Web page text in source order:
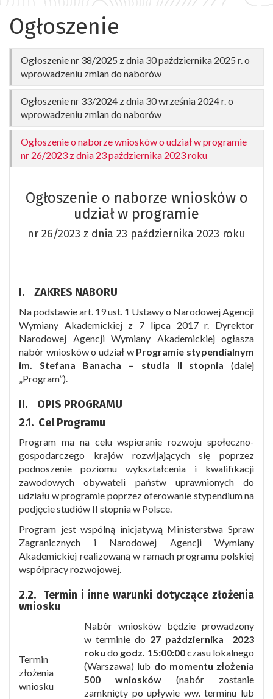
Ogłoszenie
Ogłoszenie nr 38/2025 z dnia 30 października 2025 r. o
wprowadzeniu zmian do naborów
Ogłoszenie nr 38/2025 z dnia 30 października
2025 r. o wprowadzeniu zmian do naborów
§ 1
W niżej wymienionych Ogłoszeniach o naborach
wniosków wprowadza się zmianę polegającą na
stypendium do kwoty 2500,00 złotych miesięcznie dla
studentów studiów II stopnia:
Nazwa Programu
Numer
Data
Program stypendialny im.
Stefana Banacha
2023 roku
Program stypendialny im.
Stefana Banacha
5/2023
28 lutego 2023
roku
§ 2
Pozostałe postanowienia ww. Ogłoszeń pozostają
bez zmian.
października 2025 r.
Ogłoszenie nr 33/2024 z dnia 30 września 2024 r. o
wprowadzeniu zmian do naborów
Ogłoszenie nr 33/2024 z dnia 30 września 2024 r. o
wprowadzeniu zmian do naborów
W niżej wymienionych Ogłoszeniach o naborach
wniosków wprowadza się zmianę polegającą na
podwyższeniu od
1 października 2024 r. wysokości stypendium do kwoty
Nazwa Programu
Program stypendialny im.
Stefana Banacha
8/2022 02.03.2022
Program stypendialny im.
Stefana Banacha
5/2023 28.02.2023
Stefana Banacha
Pozostałe postanowienia ww. Ogłoszeń pozostają
bez zmian.
Ogłoszenie wchodzi w życie z dniem 1
października 2024 r.
Ogłoszenie o naborze wniosków o udział w programie
nr 26/2023 z dnia 23 października 2023 roku
Ogłoszenie o naborze wniosków o
udział w programie
nr 26/2023 z dnia 23 października 2023 roku
I. ZAKRES NABORU
Na podstawie art. 19 ust. 1 Ustawy o Narodowej Agencji
Wymiany Akademickiej z 7 lipca 2017 r. Dyrektor
Narodowej Agencji Wymiany Akademickiej ogłasza
nabór wniosków o udział w Programie stypendialnym
im. Stefana Banacha – studia II stopnia (dalej
„Program”).
II. OPIS PROGRAMU
2.1. Cel Programu
Program ma na celu wspieranie rozwoju społeczno-
gospodarczego krajów rozwijających się poprzez
podnoszenie poziomu wykształcenia i kwalifikacji
zawodowych obywateli państw uprawnionych do
udziału w programie poprzez oferowanie stypendium na
podjęcie studiów II stopnia w Polsce.
Program jest wspólną inicjatywą Ministerstwa Spraw
Zagranicznych i Narodowej Agencji Wymiany
Akademickiej realizowaną w ramach programu polskiej
współpracy rozwojowej.
2.2. Termin i inne warunki dotyczące złożenia
wniosku
Termin
złożenia
wniosku
Nabór wniosków będzie prowadzony
w terminie do 27 października 2023
roku do godz. 15:00:00czasu lokalnego
(Warszawa) lub do momentu złożenia
500 wniosków (nabór zostanie
zamknięty po upływie ww. terminu lub